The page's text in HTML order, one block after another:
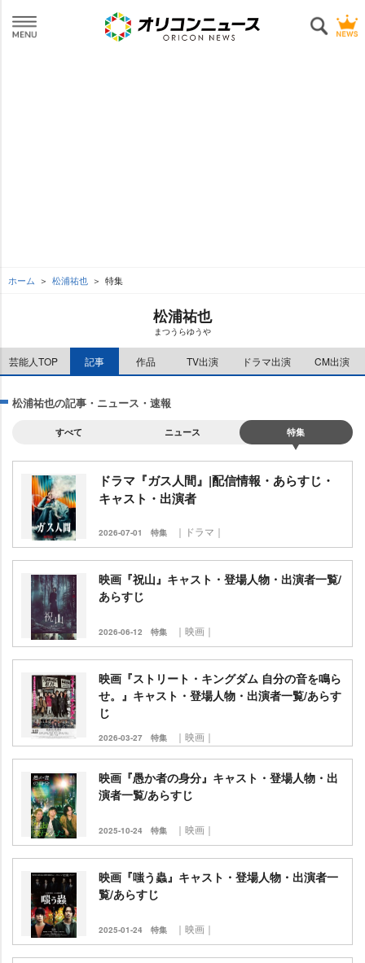
ホーム 松浦祐也 特集
松浦祐也
まつうらゆう
芸能人TOP 記事 作品 TV出演 ドラマ出演 CM出演
松浦祐也の記事・ニュース・速報
すべて ニュース 特集
ドラマ『ガス人間』|配信情報・あらすじ・
キャスト・出演者
2026-07-01 特集 ｜ドラマ｜
映画『祝山』キャスト・登場人物・出演者一覧/
あらすじ
2026-06-12 特集 ｜映画｜
映画『ストリート・キングダム 自分の音を鳴ら
せ。』キャスト・登場人物・出演者一覧/あらす
じ
2026-03-27 特集 ｜映画｜
映画『愚か者の身分』キャスト・登場人物・出
演者一覧/あらすじ
2025-10-24 特集 ｜映画｜
映画『嗤う蟲』キャスト・登場人物・出演者一
覧/あらすじ
2025-01-24 特集 ｜映画｜